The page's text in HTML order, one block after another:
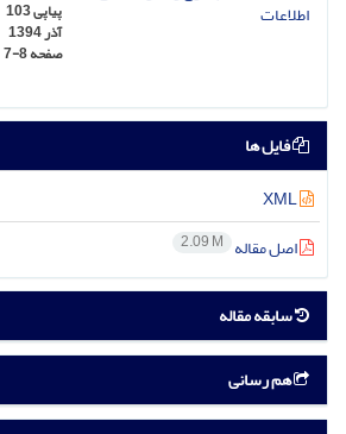
پیاپی 103
آذر 1394
صفحه7-8
فایل ها
اصل مقاله 2.09 M
سابقه مقاله
هم رسانی